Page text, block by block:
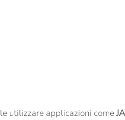
utilizzare applicazioni come